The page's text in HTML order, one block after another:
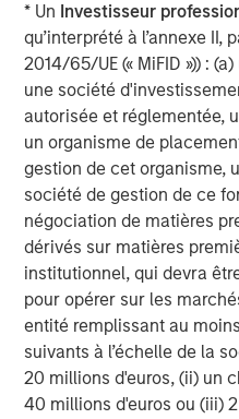
* Un Investisseur
qu’interprété à l’annexe II,
2014/65/UE (« MiFID »)) :
une société
autorisée et réglementée,
un organisme de
gestion de cet organisme,
société de gestion de ce
négociation de matières
dérivés sur matières
institutionnel, qui devra
pour opérer sur les
entité remplissant au
suivants à l’échelle de la
20 millions d'euros, (ii) un
40 millions d'euros ou (iii)
document as well as any
granted by the relevant
will not be made, neither
jurisdictions where to do
of the laws of such
Kublai GmbH, Frankfurt am
reserves the right, to the
directly or indirectly
Offer on or off the stock
acquisitions take place,
acquisitions, stating the
be acquired and the
be published without
required by the laws of the
or any other relevant